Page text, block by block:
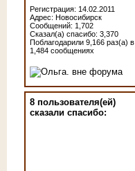
Регистрация: 14.02.2011
Адрес: Новосибирск
Сообщений: 1,702
Сказал(а) спасибо: 3,370
Поблагодарили 9,166 раз(а) в
1,484 сообщениях
8 пользователя(ей)
сказали cпасибо: